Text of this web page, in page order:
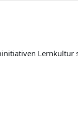
Lernkultur